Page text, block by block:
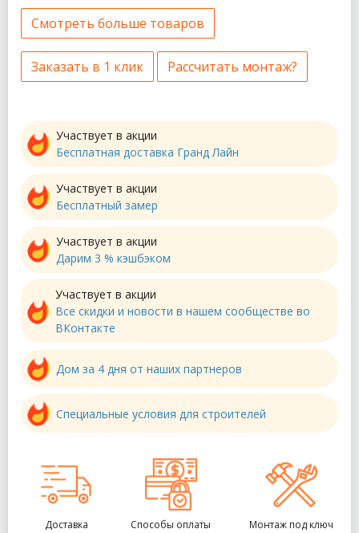
Смотреть больше товаров
Заказать в 1 клик Рассчитать монтаж?
Участвует в акции
Бесплатная доставка Гранд Лайн
Участвует в акции
Бесплатный замер
Участвует в акции
Дарим 3 % кэшбэком
Участвует в акции
Все скидки и новости в нашем сообществе во
ВКонтакте
Дом за 4 дня от наших партнеров
Специальные условия для строителей
Доставка Способы оплаты Монтаж под ключ